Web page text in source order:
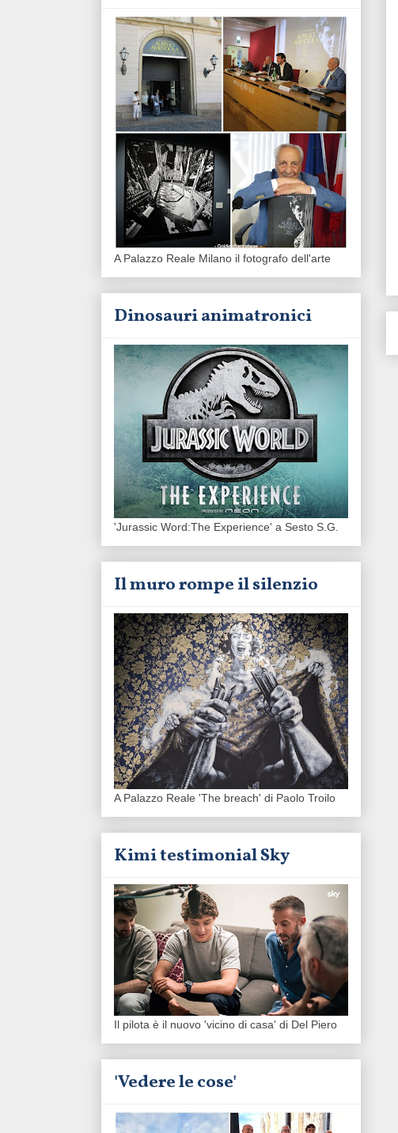
A Palazzo Reale Milano il fotografo dell'arte
Dinosauri animatronici
'Jurassic Word:The Experience' a Sesto S.G.
Il muro rompe il silenzio
A Palazzo Reale 'The breach' di Paolo Troilo
Kimi testimonial Sky
Il pilota è il nuovo 'vicino di casa' di Del Piero
'Vedere le cose'